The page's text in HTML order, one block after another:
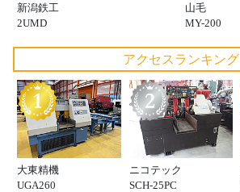
新潟鉄工
2UMD
山毛
MY-200
アクセスランキング
大東精機
UGA260
ニコテック
SCH-25PC